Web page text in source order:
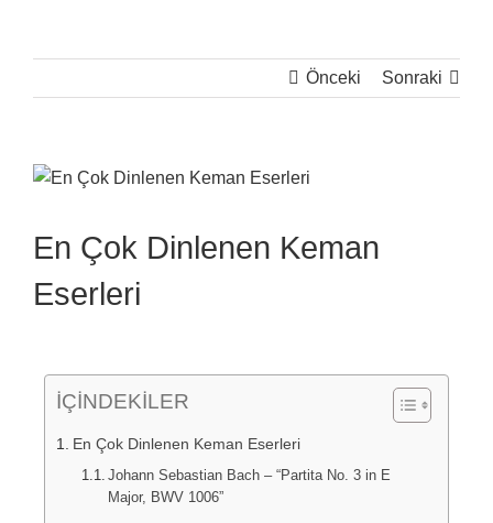
Önceki Sonraki
View
En Çok Dinlenen Keman
Eserleri
İÇİNDEKİLER
En Çok Dinlenen Keman Eserleri
Johann Sebastian Bach – “Partita No. 3 in E
Major, BWV 1006”